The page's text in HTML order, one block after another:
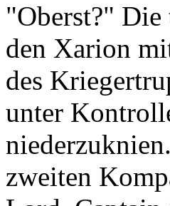
"Oberst?"
den Xarion
des
unter
zweiten